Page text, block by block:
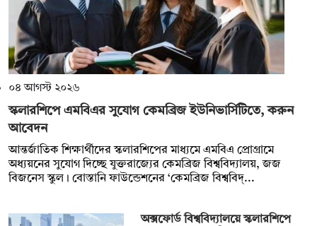
০৪ আগস্ট ২০২৬
স্কলারশিপে এমবিএর সুযোগ কেমব্রিজ ইউনিভার্সিটিতে, করুন
আবেদন
আন্তর্জাতিক শিক্ষার্থীদের স্কলারশিপের মাধ্যমে এমবিএ প্রোগ্রামে
অধ্যয়নের সুযোগ দিচ্ছে যুক্তরাজ্যের কেমব্রিজ বিশ্ববিদ্যালয়, জজ
বিজনেস স্কুল। বোস্তানি ফাউন্ডেশনের ‘কেমব্রিজ বিশ্ববিদ্...
অক্সফোর্ড বিশ্ববিদ্যালয়ে স্কলারশিপে